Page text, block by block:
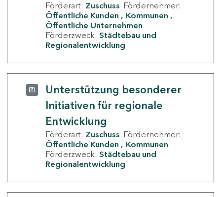
Förderart: Zuschuss Fördernehmer:
Öffentliche Kunden
Kommunen
Öffentliche Unternehmen
Förderzweck: Städtebau und
Regionalentwicklung
Unterstützung besonderer
Initiativen für regionale
Entwicklung
Förderart: Zuschuss Fördernehmer:
Öffentliche Kunden
Kommunen
Förderzweck: Städtebau und
Regionalentwicklung